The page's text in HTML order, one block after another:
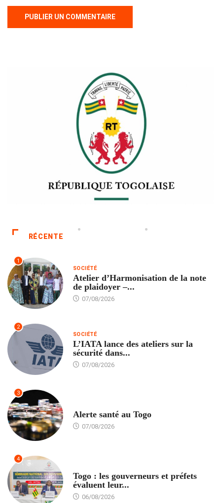
RÉCENTE
1
SOCIÉTÉ
Atelier d’Harmonisation de la note
de plaidoyer –...
07/08/2026
2
SOCIÉTÉ
L’IATA lance des ateliers sur la
sécurité dans...
07/08/2026
3
Alerte santé au Togo
07/08/2026
4
Togo : les gouverneurs et préfets
évaluent leur...
06/08/2026